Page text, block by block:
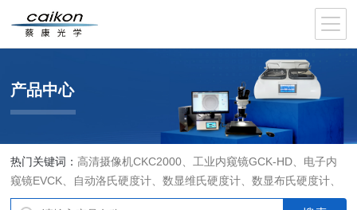
产品中心
热门关键词： 高清摄像机CKC2000、工业内窥镜GCK-HD、电子内
窥镜EVCK、自动洛氏硬度计、数显维氏硬度计、数显布氏硬度计、
数显维氏硬度计、液晶自动淬火试验机CK-IV-2、倒置金相显微镜